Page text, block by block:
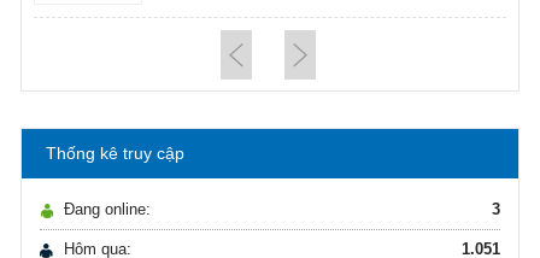
Hướng dẫn lựa chọn máy lọc nước Gia ...
21/10/2021
Hướng dẫn lựa chọn máy lọc nước Gia ...
Ô nhiễm nguồn nước và vấn đề sức khỏe
Thống kê truy cập
Đang online: 3
Hôm qua: 1.051